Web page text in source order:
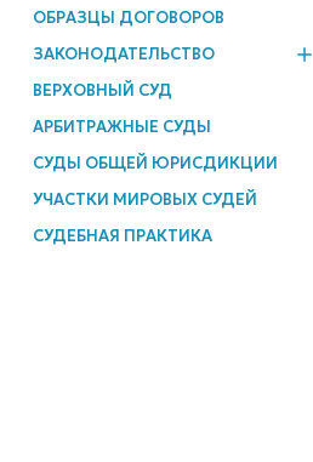
ОБРАЗЦЫ ДОГОВОРОВ
ЗАКОНОДАТЕЛЬСТВО
ВЕРХОВНЫЙ СУД
АРБИТРАЖНЫЕ СУДЫ
СУДЫ ОБЩЕЙ ЮРИСДИКЦИИ
УЧАСТКИ МИРОВЫХ СУДЕЙ
СУДЕБНАЯ ПРАКТИКА